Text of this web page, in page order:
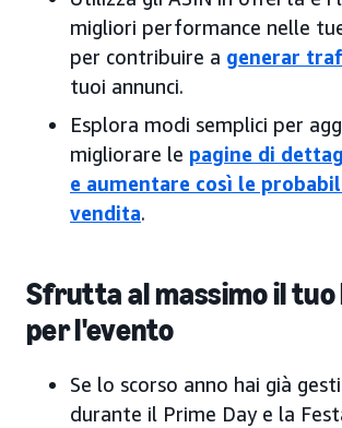
migliori performance nelle
per contribuire a generar
tuoi annunci.
Esplora modi semplici per
migliorare le pagine di
e aumentare così le
vendita.
Sfrutta al massimo il
per l'evento
Se lo scorso anno hai già
durante il Prime Day e la